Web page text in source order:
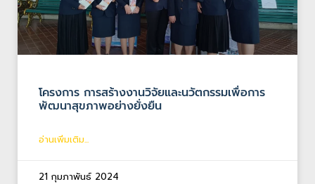
โครงการ การสร้างงานวิจัยและนวัตกรรมเพื่อการ
พัฒนาสุขภาพอย่างยั่งยืน
อ่านเพิ่มเติม...
21 กุมภาพันธ์ 2024